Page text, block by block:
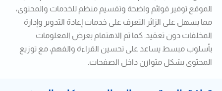
الموقع توفير قوائم واضحة وتقسيم منظم للخدمات والمحتوى،
مما يسهل على الزائر التعرف على خدمات إعادة التدوير وإدارة
المخلفات دون تعقيد. كما تم الاهتمام بعرض المعلومات
بأسلوب مبسط يساعد على تحسين القراءة والفهم، مع توزيع
المحتوى بشكل متوازن داخل الصفحات.